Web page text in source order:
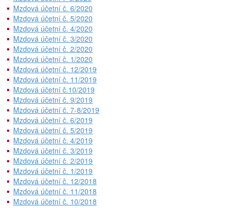
Mzdová účetní č. 6/2020
Mzdová účetní č. 5/2020
Mzdová účetní č. 4/2020
Mzdová účetní č. 3/2020
Mzdová účetní č. 2/2020
Mzdová účetní č. 1/2020
Mzdová účetní č. 12/2019
Mzdová účetní č. 11/2019
Mzdová účetní č.10/2019
Mzdová účetní č. 9/2019
Mzdová účetní č. 7-8/2019
Mzdová účetní č. 6/2019
Mzdová účetní č. 5/2019
Mzdová účetní č. 4/2019
Mzdová účetní č. 3/2019
Mzdová účetní č. 2/2019
Mzdová účetní č. 1/2019
Mzdová účetní č. 12/2018
Mzdová účetní č. 11/2018
Mzdová účetní č. 10/2018